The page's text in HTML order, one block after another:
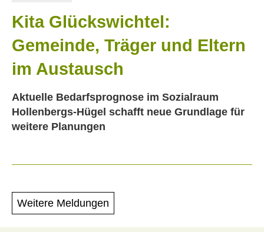
Kita Glückswichtel:
Gemeinde, Träger und Eltern
im Austausch
Aktuelle Bedarfsprognose im Sozialraum
Hollenbergs-Hügel schafft neue Grundlage für
weitere Planungen
Weitere Meldungen